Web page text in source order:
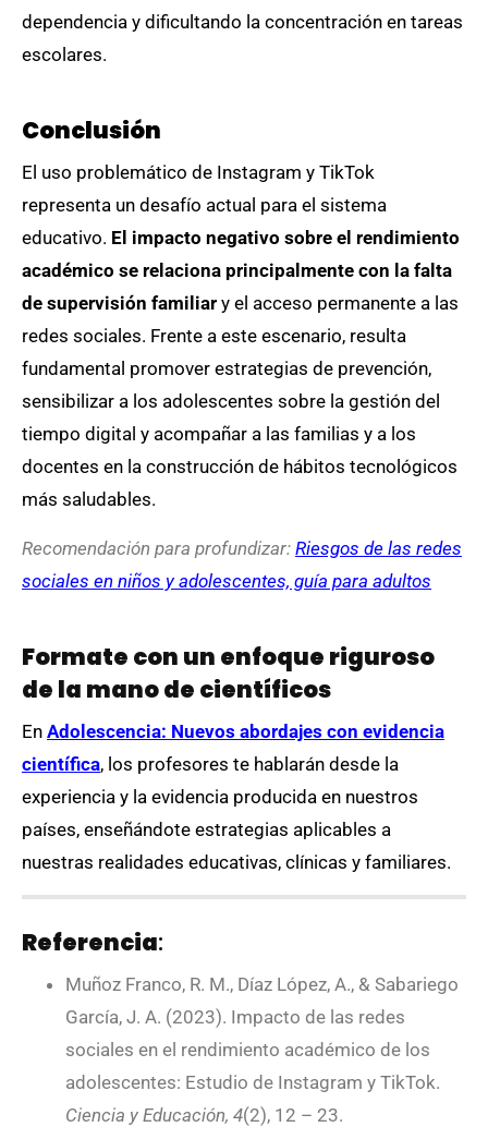
dependencia y dificultando la concentración en tareas
escolares.
Conclusión
El uso problemático de Instagram y TikTok
representa un desafío actual para el sistema
educativo. El impacto negativo sobre el rendimiento
académico se relaciona principalmente con la falta
de supervisión familiar y el acceso permanente a las
redes sociales. Frente a este escenario, resulta
fundamental promover estrategias de prevención,
sensibilizar a los adolescentes sobre la gestión del
tiempo digital y acompañar a las familias y a los
docentes en la construcción de hábitos tecnológicos
más saludables.
Recomendación para profundizar: Riesgos de las redes
sociales en niños y adolescentes, guía para adultos
Formate con un enfoque riguroso
de la mano de científicos
En Adolescencia: Nuevos abordajes con evidencia
científica, los profesores te hablarán desde la
experiencia y la evidencia producida en nuestros
países, enseñándote estrategias aplicables a
nuestras realidades educativas, clínicas y familiares.
Referencia:
Muñoz Franco, R. M., Díaz López, A., & Sabariego
García, J. A. (2023). Impacto de las redes
sociales en el rendimiento académico de los
adolescentes: Estudio de Instagram y TikTok.
Ciencia y Educación, 4(2), 12 – 23.